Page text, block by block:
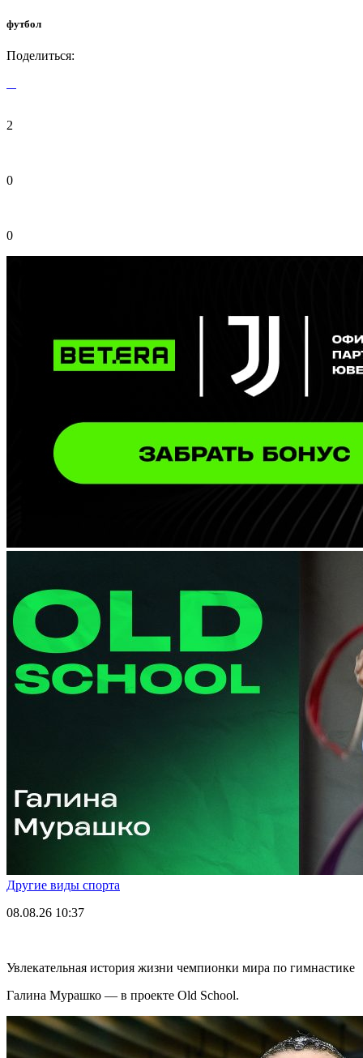
футбол
Поделиться:
2
0
0
Другие виды спорта
08.08.26 10:37
Увлекательная история жизни чемпионки мира по гимнастике
Галина Мурашко — в проекте Old School.